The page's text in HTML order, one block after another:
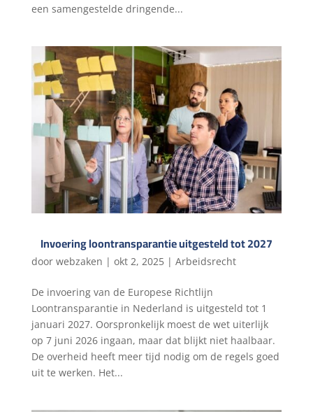
een samengestelde dringende...
Invoering loontransparantie uitgesteld tot 2027
door webzaken | okt 2, 2025| Arbeidsrecht
De invoering van de Europese Richtlijn
Loontransparantie in Nederland is uitgesteld tot 1
januari 2027. Oorspronkelijk moest de wet uiterlijk
op 7 juni 2026 ingaan, maar dat blijkt niet haalbaar.
De overheid heeft meer tijd nodig om de regels goed
uit te werken. Het...